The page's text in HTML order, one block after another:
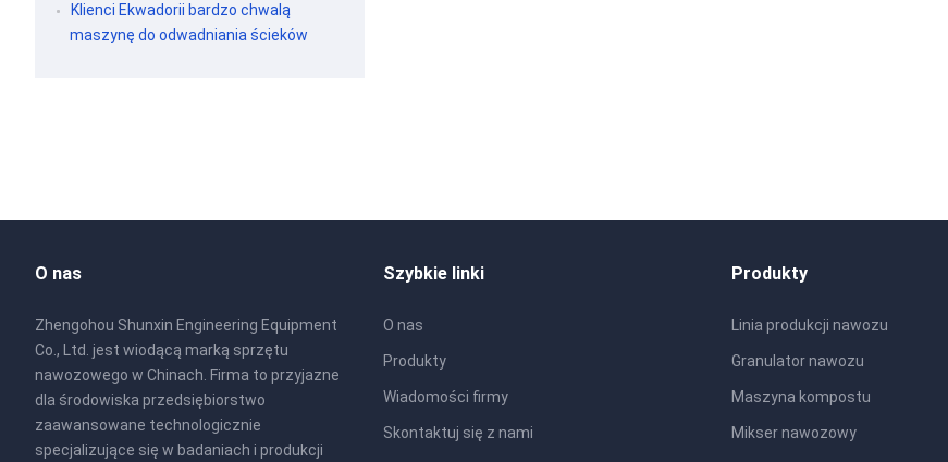
Klienci Ekwadorii bardzo chwalą
maszynę do odwadniania ścieków
O nas
Zhengohou Shunxin Engineering Equipment
Co., Ltd. jest wiodącą marką sprzętu
nawozowego w Chinach. Firma to przyjazne
dla środowiska przedsiębiorstwo
zaawansowane technologicznie
specjalizujące się w badaniach i produkcji
Szybkie linki
O nas
Produkty
Wiadomości firmy
Skontaktuj się z nami
Produkty
Linia produkcji nawozu
Granulator nawozu
Maszyna kompostu
Mikser nawozowy